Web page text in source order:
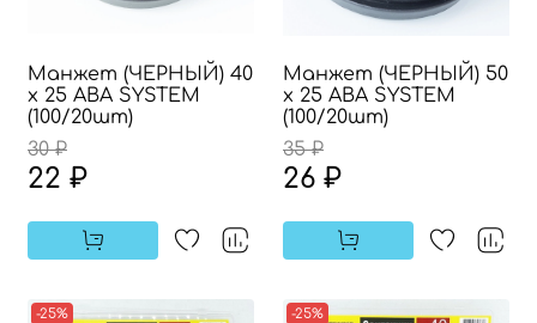
Манжет (ЧЕРНЫЙ) 40
х 25 АВА SYSTEM
(100/20шт)
30 ₽
22 ₽
Манжет (ЧЕРНЫЙ) 50
х 25 АВА SYSTEM
(100/20шт)
35 ₽
26 ₽
-25% -25%